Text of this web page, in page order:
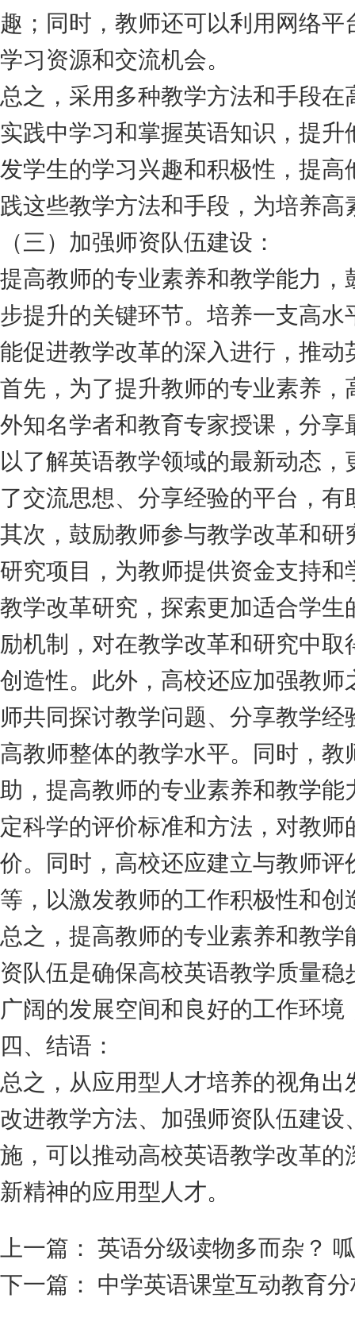
趣；同时，教师还可以利用网络
学习资源和交流机会。
总之，采用多种教学方法和手段
实践中学习和掌握英语知识，提
发学生的学习兴趣和积极性，提
践这些教学方法和手段，为培养
（三）加强师资队伍建设：
提高教师的专业素养和教学能力
步提升的关键环节。培养一支高
能促进教学改革的深入进行，推动
首先，为了提升教师的专业素养
外知名学者和教育专家授课，分
以了解英语教学领域的最新动态
了交流思想、分享经验的平台，
其次，鼓励教师参与教学改革和
研究项目，为教师提供资金支持
教学改革研究，探索更加适合学
励机制，对在教学改革和研究中
创造性。此外，高校还应加强教
师共同探讨教学问题、分享教学
高教师整体的教学水平。同时，
助，提高教师的专业素养和教学
定科学的评价标准和方法，对教
价。同时，高校还应建立与教师
等，以激发教师的工作积极性和创
总之，提高教师的专业素养和教
资队伍是确保高校英语教学质量
广阔的发展空间和良好的工作环
四、结语：
总之，从应用型人才培养的视角
改进教学方法、加强师资队伍建
施，可以推动高校英语教学改革
新精神的应用型人才。
上一篇： 英语分级读物多而杂？
下一篇： 中学英语课堂互动教育